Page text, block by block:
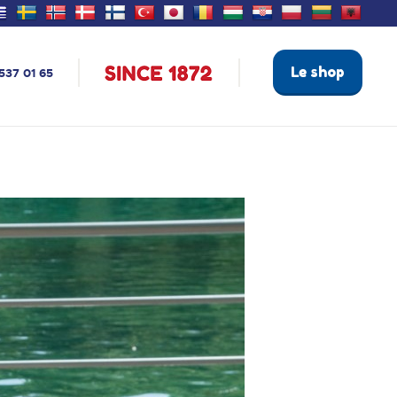
01 65 Le shop